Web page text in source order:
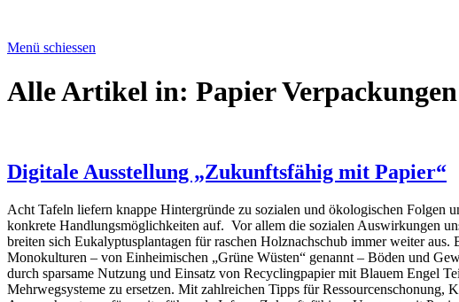
Menü schiessen
Alle Artikel in: Papier Verpackungen
Digitale Ausstellung „Zukunftsfähig mit Papier“
Acht Tafeln liefern knappe Hintergründe zu sozialen und ökologischen Folgen
konkrete Handlungsmöglichkeiten auf. Vor allem die sozialen Auswirkungen
breiten sich Eukalyptusplantagen für raschen Holznachschub immer weiter
Monokulturen – von Einheimischen „Grüne Wüsten“ genannt – Böden und
durch sparsame Nutzung und Einsatz von Recyclingpapier mit Blauem Engel
Mehrwegsysteme zu ersetzen. Mit zahlreichen Tipps für